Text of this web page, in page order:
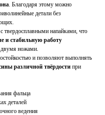
. Благодаря этому можно
детали без
напайками, что
и стабильную работу
ножами.
и позволяют выполнять
различной твёрдости при
фальца
деталей
ведения